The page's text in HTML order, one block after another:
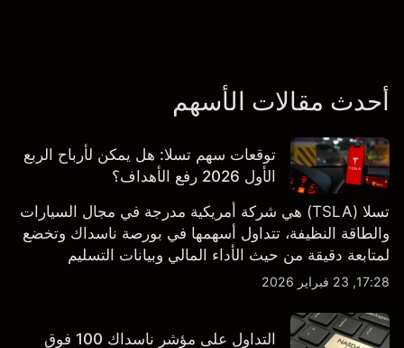
أحدث مقالات الأسهم
توقعات سهم تسلا: هل يمكن لأرباح الربع
الأول 2026 رفع الأهداف؟
تسلا (TSLA) هي شركة أمريكية مدرجة في مجال السيارات
والطاقة النظيفة، تتداول أسهمها في بورصة ناسداك وتخضع
لمتابعة دقيقة من حيث الأداء المالي وبيانات التسليم
والتطورات في التكنولوجيا والتصنيع. استكشف أهداف أسعار
17:28, 23 فبراير 2026
التداول على مؤشر ناسداك 100 فوق